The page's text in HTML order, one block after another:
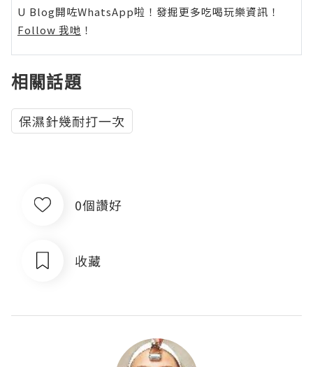
U Blog開咗WhatsApp啦！發掘更多吃喝玩樂資訊！
Follow 我哋 ！
相關話題
保濕針幾耐打一次
0個讚好
收藏